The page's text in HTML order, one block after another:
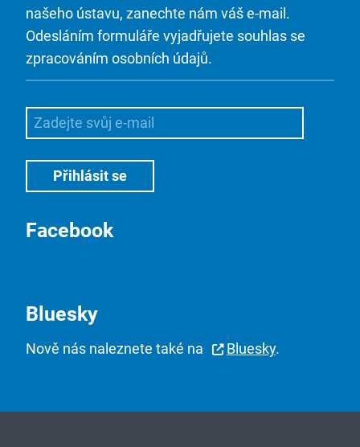
našeho ústavu, zanechte nám váš e-mail.
Odesláním formuláře vyjadřujete souhlas se
zpracováním osobních údajů.
Facebook
Bluesky
Nově nás naleznete také na Bluesky.